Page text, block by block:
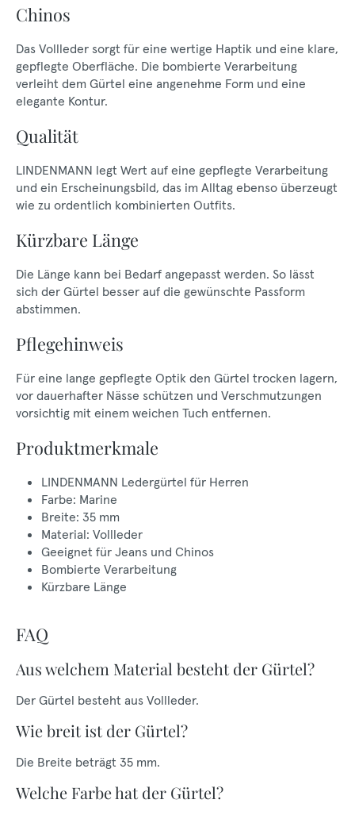
Chinos
Das Vollleder sorgt für eine wertige Haptik und eine klare,
gepflegte Oberfläche. Die bombierte Verarbeitung
verleiht dem Gürtel eine angenehme Form und eine
elegante Kontur.
Qualität
LINDENMANN legt Wert auf eine gepflegte Verarbeitung
und ein Erscheinungsbild, das im Alltag ebenso überzeugt
wie zu ordentlich kombinierten Outfits.
Kürzbare Länge
Die Länge kann bei Bedarf angepasst werden. So lässt
sich der Gürtel besser auf die gewünschte Passform
abstimmen.
Pflegehinweis
Für eine lange gepflegte Optik den Gürtel trocken lagern,
vor dauerhafter Nässe schützen und Verschmutzungen
vorsichtig mit einem weichen Tuch entfernen.
Produktmerkmale
LINDENMANN Ledergürtel für Herren
Farbe: Marine
Breite: 35 mm
Material: Vollleder
Geeignet für Jeans und Chinos
Bombierte Verarbeitung
Kürzbare Länge
FAQ
Aus welchem Material besteht der Gürtel?
Der Gürtel besteht aus Vollleder.
Wie breit ist der Gürtel?
Die Breite beträgt 35 mm.
Welche Farbe hat der Gürtel?